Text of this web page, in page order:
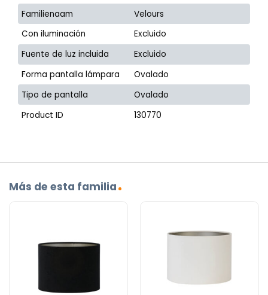
Familienaam
Velours
Con iluminación
Excluido
Fuente de luz incluida
Excluido
Forma pantalla lámpara
Ovalado
Tipo de pantalla
Ovalado
Product ID
130770
Más de esta familia